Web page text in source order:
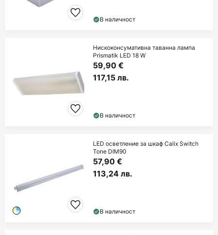
В наличност
Нискоконсумативна таванна лампа
Prismatik LED 18 W
59,90 €
117,15 лв.
В наличност
LED осветление за шкаф Calix Switch
Tone DIM90
57,90 €
113,24 лв.
В наличност